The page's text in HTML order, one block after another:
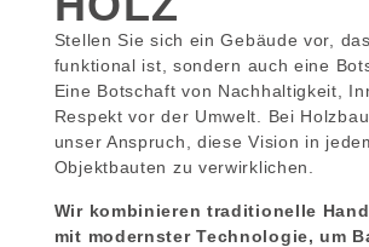
Stellen Sie sich ein Gebäude vor,
funktional ist, sondern auch eine
Eine Botschaft von Nachhaltigkeit,
Respekt vor der Umwelt. Bei
unser Anspruch, diese Vision in
Objektbauten zu verwirklichen.
Wir kombinieren traditionelle
mit modernster Technologie, um